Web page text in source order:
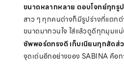
ขนาดหลากหลาย ตอบโจทย์ทุกรู
สาว ๆ ทุกคนต่างก็มีรูปร่างที่แตกต่
ขนาดมากวนใจ ใส่แล้วดูดีทุกมุมแ
ซัพพอร์ตทรงดี เก็บเนียนทุกสัดส่
จุดเด่นอีกอย่างของ SABINA คือก